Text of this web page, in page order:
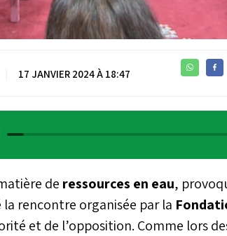
17 JANVIER 2024 À 18:47
de ressources en eau,
la rencontre organisée par la
et de l’opposition. Comme lors